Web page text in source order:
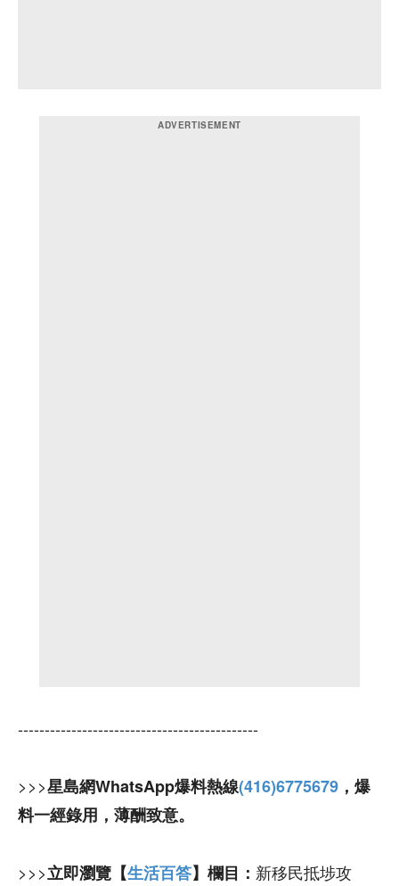
---------------------------------------------
>>>星島網WhatsApp爆料熱線(416)6775679 ，爆
料一經錄用，薄酬致意。
>>>立即瀏覽【生活百答】欄目： 新移民抵埗攻